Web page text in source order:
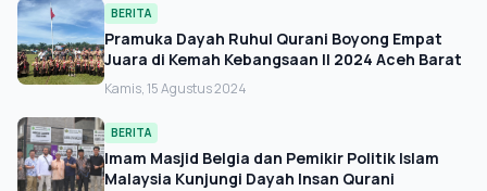
BERITA
Pramuka Dayah Ruhul Qurani Boyong Empat
Juara di Kemah Kebangsaan II 2024 Aceh Barat
Kamis, 15 Agustus 2024
BERITA
Imam Masjid Belgia dan Pemikir Politik Islam
Malaysia Kunjungi Dayah Insan Qurani